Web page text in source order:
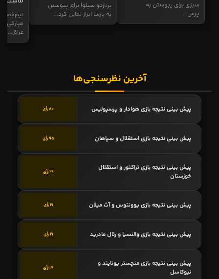
سبزی برای پیوستن به
پرس...
برناردو سیلوا برای پیوستن
به بارسا ابراز تمایل کرد...
نیم‌فصل
مبارکی
عراق...
آخرین نظرسنجی‌ها
پیش بینی نتیجه بازی هوادار و پرسپولیس 80 رأی
پیش بینی نتیجه بازی استقلال و سپاهان 95 رأی
پیش بینی نتیجه بازی تراکتور و استقلال
خوزستان
69 رأی
پیش بینی نتیجه بازی یوونتوس و آث میلان 21 رأی
پیش بینی نتیجه بازی والنسیا و رئال مادرید 21 رأی
پیش بینی نتیجه بازی منچستر یونایتد و
نیوکاسل
17 رأی